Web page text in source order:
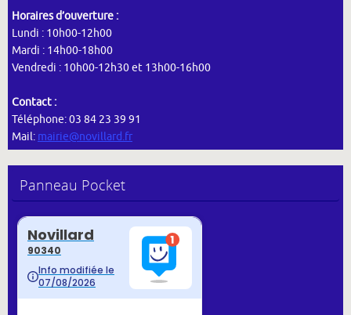
Horaires d’ouverture :
Lundi : 10h00-12h00
Mardi : 14h00-18h00
Vendredi : 10h00-12h30 et 13h00-16h00
Contact :
Téléphone: 03 84 23 39 91
Mail: mairie@novillard.fr
Panneau Pocket